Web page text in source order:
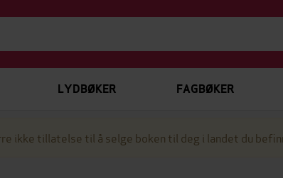
LYDBØKER FAGBØKER
ikke tillatelse til å selge boken til deg i landet du